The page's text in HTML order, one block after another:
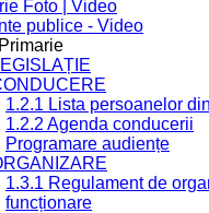
Foto | Video
publice - Video
1.2.1 Lista persoanelor
1.2.2 Agenda conducerii
Programare audiențe
1.3.1 Regulament de
funcționare